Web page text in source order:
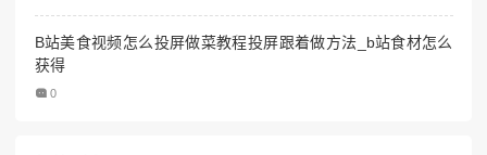
B站美食视频怎么投屏做菜教程投屏跟着做方法_b站食材怎么
获得
0